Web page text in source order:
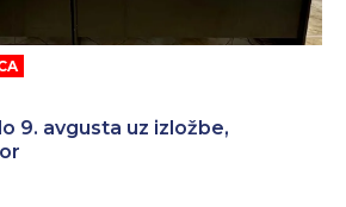
9. avgusta uz izložbe,